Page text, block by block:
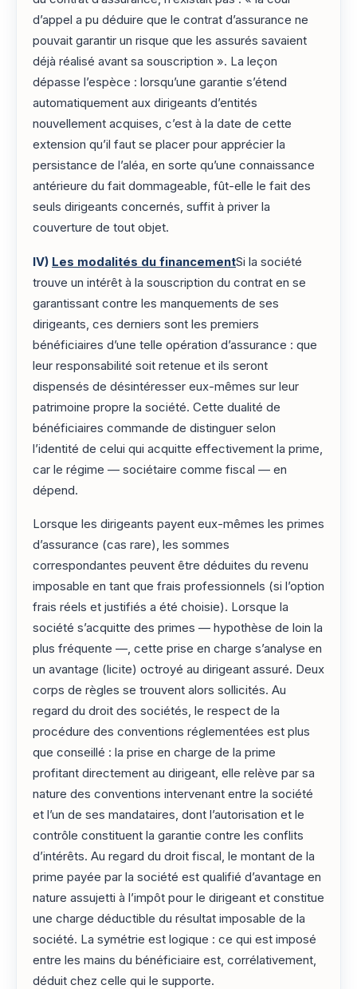
d’appel a pu déduire que le contrat d’assurance ne
pouvait garantir un risque que les assurés savaient
déjà réalisé avant sa souscription ». La leçon
dépasse l’espèce : lorsqu’une garantie s’étend
automatiquement aux dirigeants d’entités
nouvellement acquises, c’est à la date de cette
extension qu’il faut se placer pour apprécier la
persistance de l’aléa, en sorte qu’une connaissance
antérieure du fait dommageable, fût-elle le fait des
seuls dirigeants concernés, suffit à priver la
couverture de tout objet.
IV) Les modalités du financementSi la société
trouve un intérêt à la souscription du contrat en se
garantissant contre les manquements de ses
dirigeants, ces derniers sont les premiers
bénéficiaires d’une telle opération d’assurance : que
leur responsabilité soit retenue et ils seront
dispensés de désintéresser eux-mêmes sur leur
patrimoine propre la société. Cette dualité de
bénéficiaires commande de distinguer selon
l’identité de celui qui acquitte effectivement la prime,
car le régime — sociétaire comme fiscal — en
dépend.
Lorsque les dirigeants payent eux-mêmes les primes
d’assurance (cas rare), les sommes
correspondantes peuvent être déduites du revenu
imposable en tant que frais professionnels (si l’option
frais réels et justifiés a été choisie). Lorsque la
société s’acquitte des primes — hypothèse de loin la
plus fréquente —, cette prise en charge s’analyse en
un avantage (licite) octroyé au dirigeant assuré. Deux
corps de règles se trouvent alors sollicités. Au
regard du droit des sociétés, le respect de la
procédure des conventions réglementées est plus
que conseillé : la prise en charge de la prime
profitant directement au dirigeant, elle relève par sa
nature des conventions intervenant entre la société
et l’un de ses mandataires, dont l’autorisation et le
contrôle constituent la garantie contre les conflits
d’intérêts. Au regard du droit fiscal, le montant de la
prime payée par la société est qualifié d’avantage en
nature assujetti à l’impôt pour le dirigeant et constitue
une charge déductible du résultat imposable de la
société. La symétrie est logique : ce qui est imposé
entre les mains du bénéficiaire est, corrélativement,
déduit chez celle qui le supporte.